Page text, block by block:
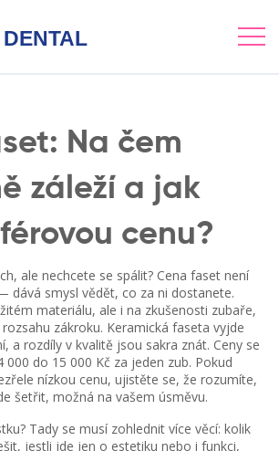
Na čem
záleží a jak
cenu?
ale nechcete se spálit? Cena faset není
dává smysl vědět, co za ni dostanete.
materiálu, ale i na zkušenosti zubaře,
zákroku. Keramická faseta vyjde
a rozdíly v kvalitě jsou sakra znát. Ceny se
000 do 15 000 Kč za jeden zub. Pokud
nízkou cenu, ujistěte se, že rozumíte,
šetřit, možná na vašem úsměvu.
Tady se musí zohlednit více věcí: kolik
jestli jde jen o estetiku nebo i funkci,